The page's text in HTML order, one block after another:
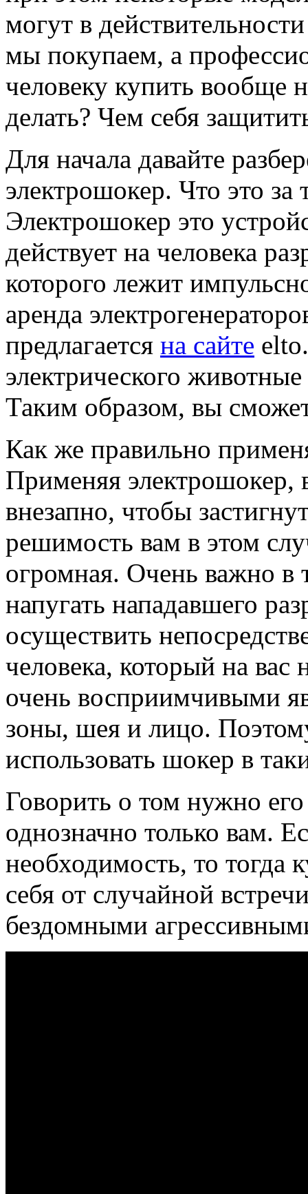
могут в
мы покупаем, а
человеку купить вообще
делать? Чем себя
Для начала давайте
электрошокер. Что это за
Электрошокер это
действует на человека
которого лежит
аренда
предлагается на сайте
электрического
Таким образом, вы
Как же правильно
Применяя электрошокер,
внезапно, чтобы
решимость вам в этом
огромная. Очень важно в
напугать нападавшего
осуществить
человека, который на вас
очень восприимчивыми
зоны, шея и лицо.
использовать шокер в
Говорить о том нужно
однозначно только вам.
необходимость, то тогда
себя от случайной
бездомными